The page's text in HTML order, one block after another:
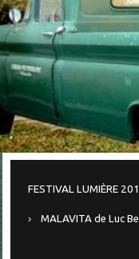
FESTIVAL LUMIÈRE
MALAVITA de Luc